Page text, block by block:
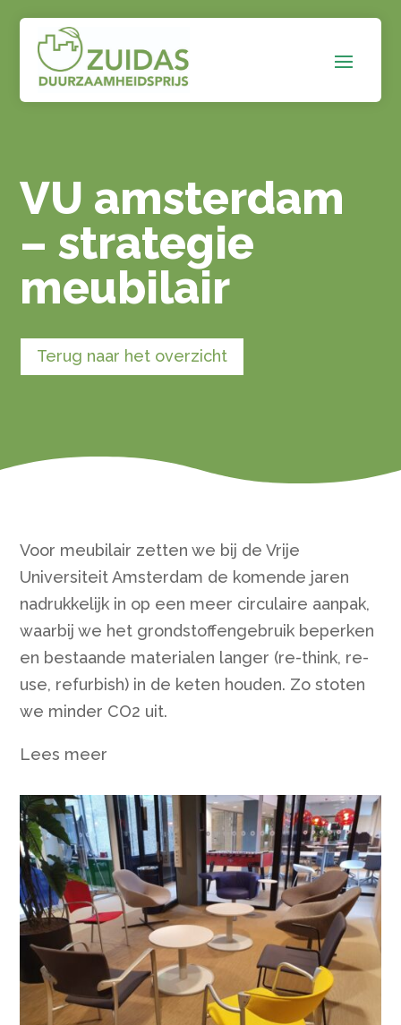
VU amsterdam
– strategie
meubilair
Terug naar het overzicht
Voor meubilair zetten we bij de Vrije
Universiteit Amsterdam de komende jaren
nadrukkelijk in op een meer circulaire aanpak,
waarbij we het grondstoffengebruik beperken
en bestaande materialen langer (re-think, re-
use, refurbish) in de keten houden. Zo stoten
we minder CO2 uit.
Lees meer